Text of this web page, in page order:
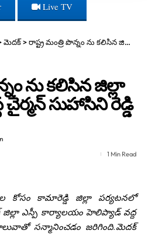
Live TV
మెదక్>రాష్ట్ర మంత్రి పొన్నం ను కలిసిన జిల్లా గ్రంథాలయ సంస్థ చైర్మన్ సుహాసిని రెడ్డి
ను కలిసిన జిల్లా
సుహాసిని రెడ్డి
1 Min Read
కోసం కామారెడ్డి జిల్లా పర్యటనలో
ఎస్పీ కార్యాలయం హెలిప్యాడ్ వద్ద
శాలువాతో సన్మానించడం జరిగింది.మెదక్